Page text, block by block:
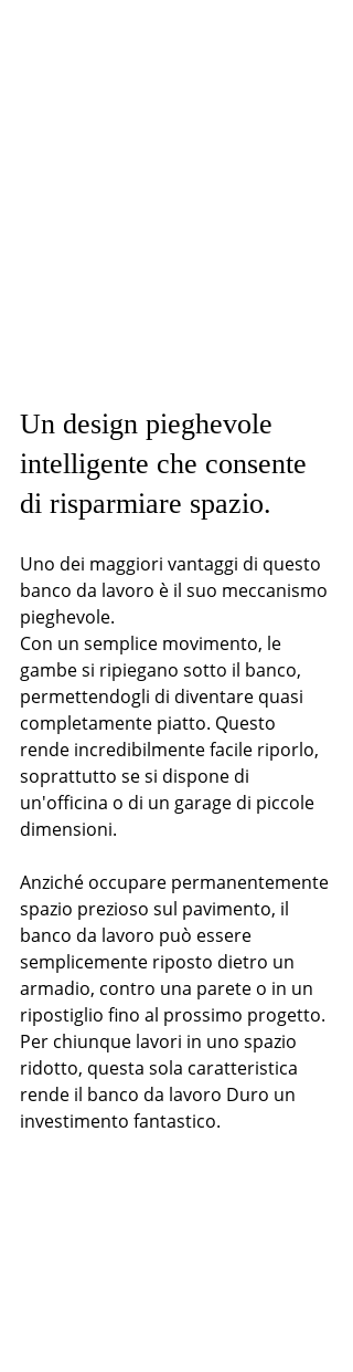
Un design pieghevole
intelligente che consente
di risparmiare spazio.
Uno dei maggiori vantaggi di questo
banco da lavoro è il suo meccanismo
pieghevole.
Con un semplice movimento, le
gambe si ripiegano sotto il banco,
permettendogli di diventare quasi
completamente piatto. Questo
rende incredibilmente facile riporlo,
soprattutto se si dispone di
un'officina o di un garage di piccole
dimensioni.
Anziché occupare permanentemente
spazio prezioso sul pavimento, il
banco da lavoro può essere
semplicemente riposto dietro un
armadio, contro una parete o in un
ripostiglio fino al prossimo progetto.
Per chiunque lavori in uno spazio
ridotto, questa sola caratteristica
rende il banco da lavoro Duro un
investimento fantastico.